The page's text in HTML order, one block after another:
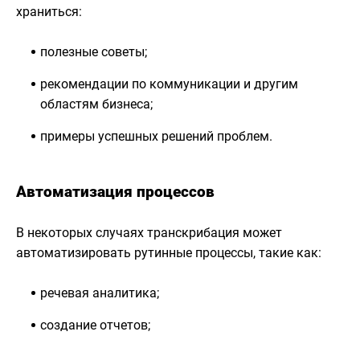
храниться:
полезные советы;
рекомендации по коммуникации и другим
областям бизнеса;
примеры успешных решений проблем.
Автоматизация процессов
В некоторых случаях транскрибация может
автоматизировать рутинные процессы, такие как:
речевая аналитика;
создание отчетов;